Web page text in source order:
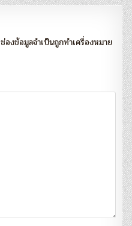
ช่องข้อมูลจำเป็นถูกทำเครื่องหมาย